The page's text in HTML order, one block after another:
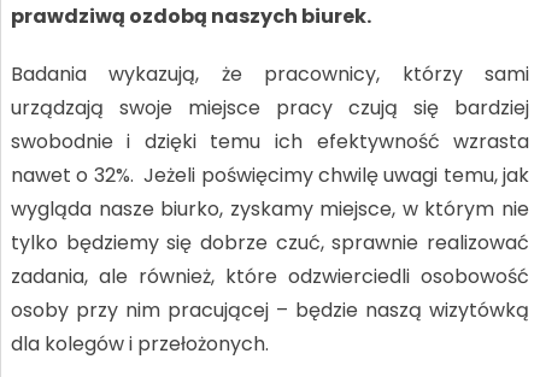
prawdziwą ozdobą naszych biurek.
Badania wykazują, że pracownicy, którzy sami
urządzają swoje miejsce pracy czują się bardziej
swobodnie i dzięki temu ich efektywność wzrasta
nawet o 32%. Jeżeli poświęcimy chwilę uwagi temu, jak
wygląda nasze biurko, zyskamy miejsce, w którym nie
tylko będziemy się dobrze czuć, sprawnie realizować
zadania, ale również, które odzwierciedli osobowość
osoby przy nim pracującej – będzie naszą wizytówką
dla kolegów i przełożonych.